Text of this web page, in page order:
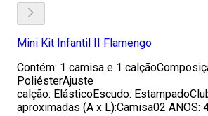
Mini Kit Infantil II Flamengo
Contém: 1 camisa e 1
PoliésterAjuste
calção: ElásticoEscudo:
aproximadas (A x L):Camisa02 ANOS: